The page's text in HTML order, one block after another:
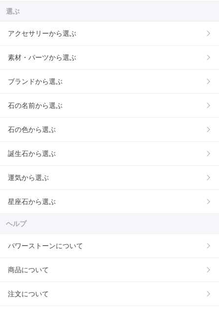
選ぶ
アクセサリーから選ぶ
素材・パーツから選ぶ
ブランドから選ぶ
石の名前から選ぶ
石の色から選ぶ
誕生石から選ぶ
運気から選ぶ
星座石から選ぶ
ヘルプ
パワーストーンについて
商品について
注文について